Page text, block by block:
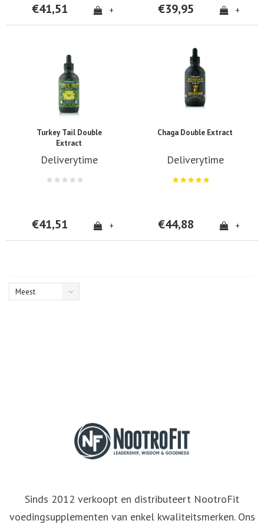
€41,51 + €39,95 +
Turkey Tail Double
Extract
Deliverytime
€41,51 +
Chaga Double Extract
Deliverytime
€44,88 +
Meest
Sinds 2012 verkoopt en distributeert NootroFit
voedingsupplementen van enkel kwaliteitsmerken. Ons